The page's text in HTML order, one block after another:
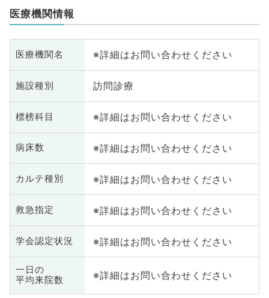
医療機関情報
医療機関名 ※詳細はお問い合わせください
施設種別 訪問診療
標榜科目 ※詳細はお問い合わせください
病床数 ※詳細はお問い合わせください
カルテ種別 ※詳細はお問い合わせください
救急指定 ※詳細はお問い合わせください
学会認定状況 ※詳細はお問い合わせください
一日の
平均来院数
※詳細はお問い合わせください